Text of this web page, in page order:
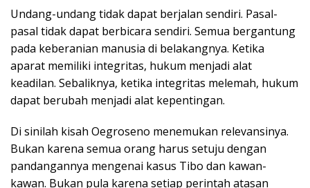
Undang-undang tidak dapat berjalan sendiri. Pasal-
pasal tidak dapat berbicara sendiri. Semua bergantung
pada keberanian manusia di belakangnya. Ketika
aparat memiliki integritas, hukum menjadi alat
keadilan. Sebaliknya, ketika integritas melemah, hukum
dapat berubah menjadi alat kepentingan.
Di sinilah kisah Oegroseno menemukan relevansinya.
Bukan karena semua orang harus setuju dengan
pandangannya mengenai kasus Tibo dan kawan-
kawan. Bukan pula karena setiap perintah atasan